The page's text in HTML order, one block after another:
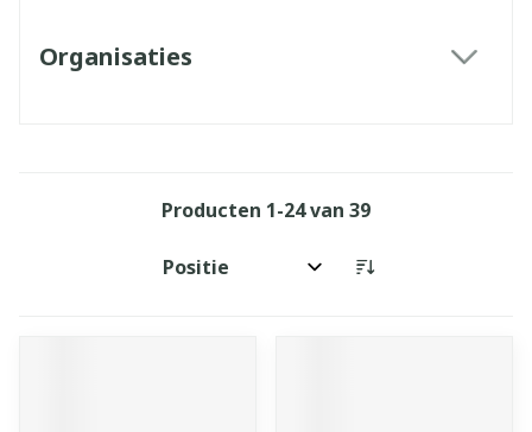
Organisaties
Producten 1-24van 39
Sorteer op: